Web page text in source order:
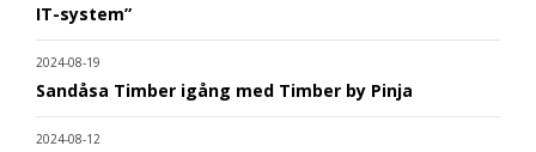
IT-system”
2024-08-19
Sandåsa Timber igång med Timber by Pinja
2024-08-12